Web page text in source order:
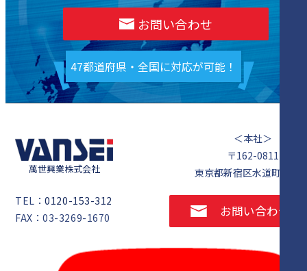
お問い合わせ
47都道府県・全国に対応が可能！
萬世興業株式会社
＜本社＞
〒162-0811
東京都新宿区水道町1番5
TEL：0120-153-312
FAX：03-3269-1670
お問い合わせ